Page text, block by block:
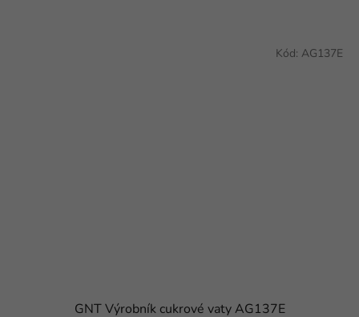
GNT Výrobník cukrové vaty AG137E
Kód: AG137E